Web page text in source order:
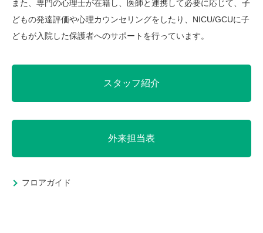
また、専門の心理士が在籍し、医師と連携して必要に応じて、子
どもの発達評価や心理カウンセリングをしたり、NICU/GCUに子
どもが入院した保護者へのサポートを行っています。
スタッフ紹介
外来担当表
フロアガイド